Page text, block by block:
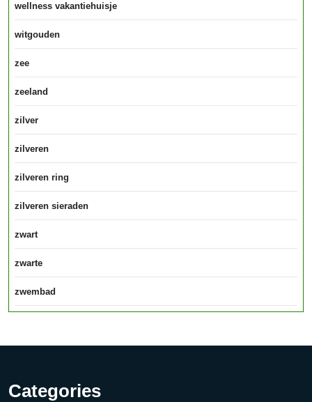
wellness vakantiehuisje
witgouden
zee
zeeland
zilver
zilveren
zilveren ring
zilveren sieraden
zwart
zwarte
zwembad
Categories